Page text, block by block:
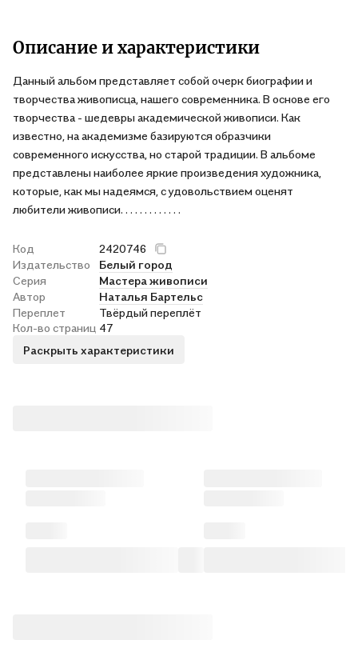
Описание и характеристики
Данный альбом представляет собой очерк биографии и
творчества живописца, нашего современника. В основе его
творчества - шедевры академической живописи. Как
известно, на академизме базируются образчики
современного искусства, но старой традиции. В альбоме
представлены наиболее яркие произведения художника,
которые, как мы надеямся, с удовольствием оценят
любители живописи. . . . . . . . . . . . .
Код
2420746
Издательство
Белый город
Серия
Мастера живописи
Автор
Наталья Бартельс
Переплет
Твёрдый переплёт
Кол-во страниц 47
Раскрыть характеристики